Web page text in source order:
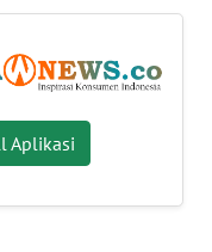
Aplikasi